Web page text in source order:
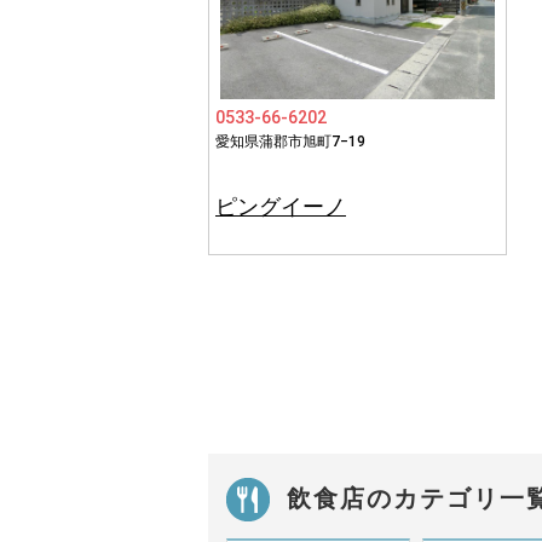
0533-66-6202
愛知県蒲郡市旭町7−19
ピングイーノ
飲食店のカテゴリ一